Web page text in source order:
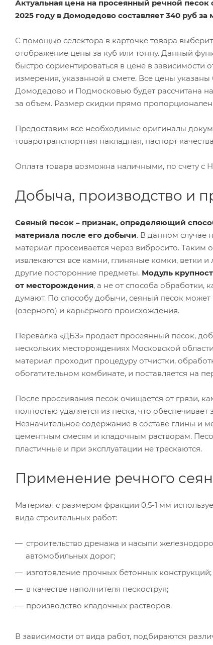
Актуальная цена на просеянный речной песок
2025 году в Домодедово составляет 340 руб
С помощью селектора в карточке товара
отображение цены за куб или тонну. Данный
быстро сориентироваться в цене в зависимости
измерения, указанной в смете. Все цены указаны
Домодедово и Подмосковью будет рассчитана
за объем. Размер скидки прямо
Предоставим все необходимые оригиналы
товаротранспортная накладная, паспорт
Оплата товара возможна наличными, по счету
Добыча, производство и
Сеяный песок – признак, определяющий
материала после его добычи. В данном случае
материал просеивается через вибросито. Таким
извлекаются все камни, глиняные комки, ветки и
другие посторонние предметы. Модуль
от месторождения, а не от способа обработки,
думают. По способу добычи, сеяный песок может
(озерного) и карьерного происхождения.
Перевалка «ДБЗ» продает просеянный песок,
нескольких месторождениях Московской
материал проходит процедуру отчистки,
обогатительном комбинате, и поставляется на
После просеивания песок очищается от грязи,
полностью удаляется из песка, что
Незначительное содержание в составе глины и
цементным смесям и кладочным растворам.
пластичные и при эксплуатации не трескаются.
Применение речного
Материал с размером фракции 0,5-1 мм
вида строительных работ:
строительство дренажа и насыпи
автомобильных дорог;
изготовление прочных бетонных конструкций;
в качестве наполнителя пескоструя;
производство кладочных растворов.
В зависимости от вида работ, подбираются